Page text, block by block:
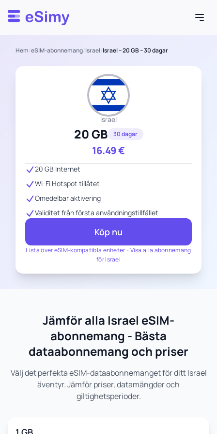
Esimy
Hem/eSIM-abonnemang/Israel/Israel – 20 GB – 30 dagar
Israel
20 GB 30 dagar
16.49€
Lista över eSIM-kompatibla enheter - Visa alla abonnemang
för Israel
20 GB Internet
Wi-Fi Hotspot tillåtet
Omedelbar aktivering
Validitet från första användningstillfället
Köp nu
Jämför alla Israel eSIM-
abonnemang - Bästa
dataabonnemang och priser
Välj det perfekta eSIM-dataabonnemanget för ditt Israel
äventyr. Jämför priser, datamängder och
giltighetsperioder.